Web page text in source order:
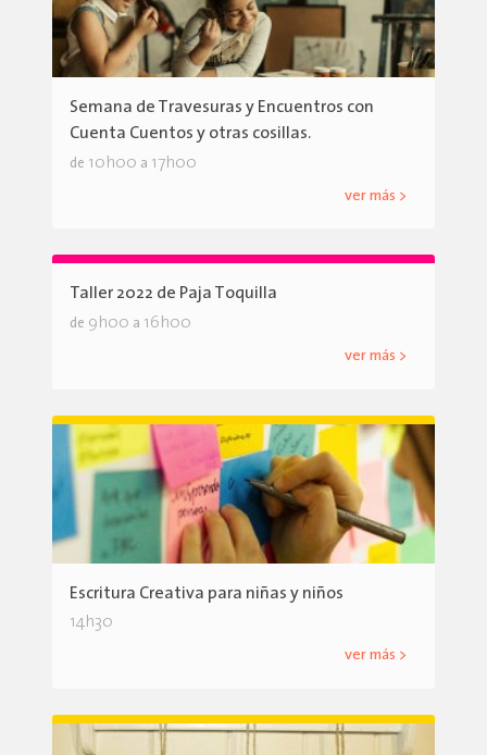
Semana de Travesuras y Encuentros con
Cuenta Cuentos y otras cosillas.
de 10h00 a 17h00
ver más >
Taller 2022 de Paja Toquilla
de 9h00 a 16h00
ver más >
Escritura Creativa para niñas y niños
14h30
ver más >